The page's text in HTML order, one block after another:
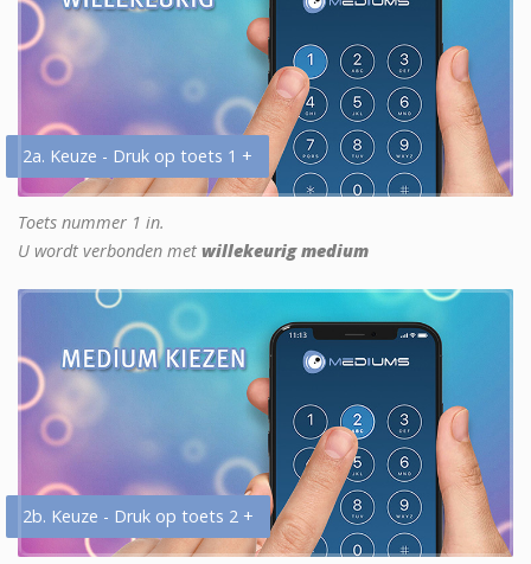
2a. Keuze - Druk op toets 1 +
Toets nummer 1 in.
U wordt verbonden met willekeurig medium
2b. Keuze - Druk op toets 2 +